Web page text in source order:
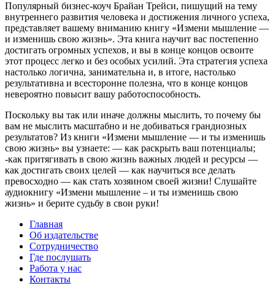
Популярный бизнес-коуч Брайан Трейси, пишущий на тему
внутреннего развития человека и достижения личного успеха,
представляет вашему вниманию книгу «Измени мышление —
и изменишь свою жизнь». Эта книга научит вас постепенно
достигать огромных успехов, и вы в конце концов освоите
этот процесс легко и без особых усилий. Эта стратегия успеха
настолько логична, занимательна и, в итоге, настолько
результативна и всесторонне полезна, что в конце концов
невероятно повысит вашу работоспособность.
Поскольку вы так или иначе должны мыслить, то почему бы
вам не мыслить масштабно и не добиваться грандиозных
результатов? Из книги «Измени мышление — и ты изменишь
свою жизнь» вы узнаете: — как раскрыть ваш потенциалы;
-как притягивать в свою жизнь важных людей и ресурсы —
как достигать своих целей — как научиться все делать
превосходно — как стать хозяином своей жизни! Слушайте
аудиокнигу «Измени мышление – и ты изменишь свою
жизнь» и берите судьбу в свои руки!
Главная
Об издательстве
Сотрудничество
Где послушать
Работа у нас
Контакты